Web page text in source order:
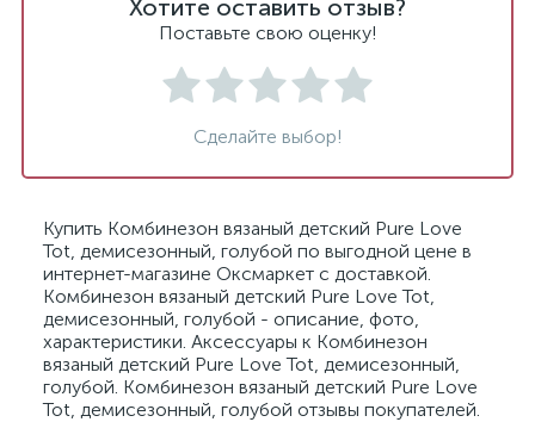
Хотите оставить отзыв?
Поставьте свою оценку!
Сделайте выбор!
Купить Комбинезон вязаный детский Pure Love
Tot, демисезонный, голубой по выгодной цене в
интернет-магазине Оксмаркет с доставкой.
Комбинезон вязаный детский Pure Love Tot,
демисезонный, голубой - описание, фото,
характеристики. Аксессуары к Комбинезон
вязаный детский Pure Love Tot, демисезонный,
голубой. Комбинезон вязаный детский Pure Love
Tot, демисезонный, голубой отзывы покупателей.